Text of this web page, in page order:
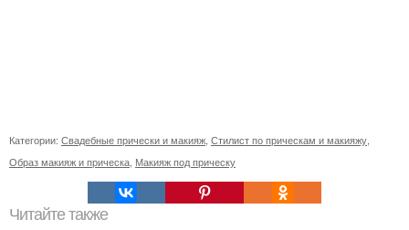
Категории: Свадебные прически и макияж Стилист по прическам и макияжу
Образ макияж и прическа Макияж под прическу
Читайте также